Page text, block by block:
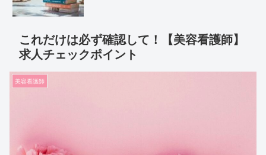
これだけは必ず確認して！【美容看護師】
求人チェックポイント
美容看護師